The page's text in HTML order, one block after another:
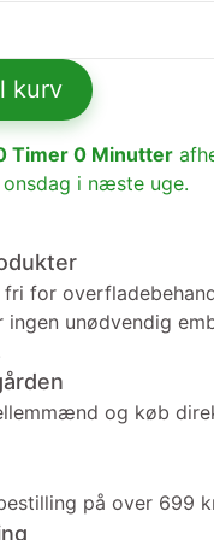
kurv
Timer 0 Minutter
i næste uge.
for
ingen unødvendig
og køb
på over 699